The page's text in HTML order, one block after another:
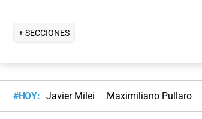
+ SECCIONES
#HOY: Javier Milei Maximiliano Pullaro